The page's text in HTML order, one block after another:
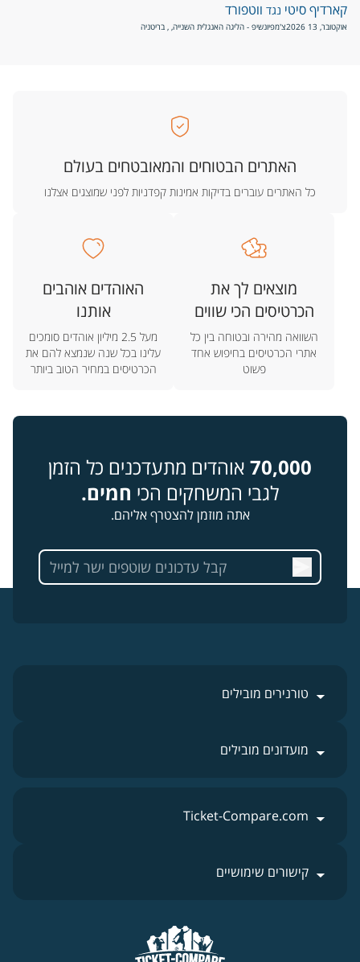
קארדיף סיטי נגד ווטפורד
אוקטובר, 13 2026 צ'מפיונשיפ - הליגה האנגלית השנייה, , בריטניה
האתרים הבטוחים והמאובטחים בעולם
כל האתרים עוברים בדיקות אמינות קפדניות לפני שמוצגים אצלנו
מוצאים לך את
הכרטיסים הכי שווים
השוואה מהירה ובטוחה בין כל
אתרי הכרטיסים בחיפוש אחד
פשוט
האוהדים אוהבים
אותנו
מעל 2.5 מיליון אוהדים סומכים
עלינו בכל שנה שנמצא להם את
הכרטיסים במחיר הטוב ביותר
70,000 אוהדים מתעדכנים כל הזמן
לגבי המשחקים הכי חמים.
אתה מוזמן להצטרף אליהם.
טורנירים מובילים
מועדונים מובילים
Ticket-Compare.com
קישורים שימושיים